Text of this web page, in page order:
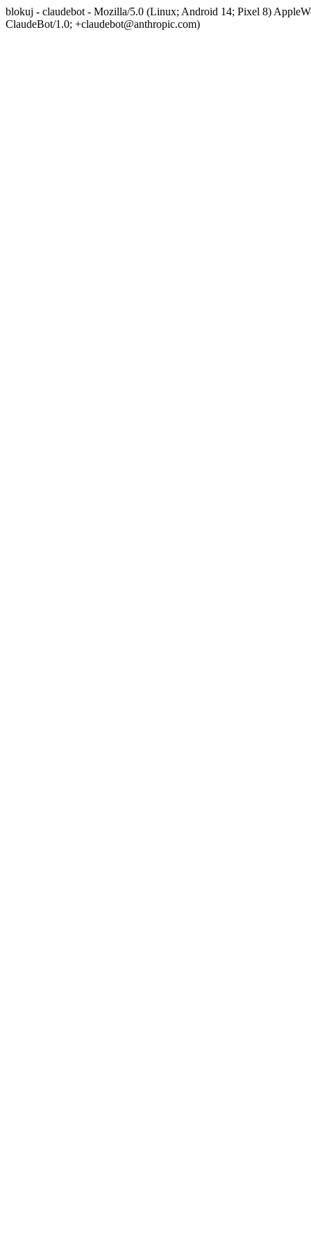
blokuj - claudebot - Mozilla/5.0 (Linux; Android 14; Pixel 8)
ClaudeBot/1.0; +claudebot@anthropic.com)